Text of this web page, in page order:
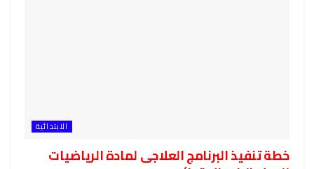
الابتدائية
خطة تنفيذ البرنامج العلاجى لمادة الرياضيات